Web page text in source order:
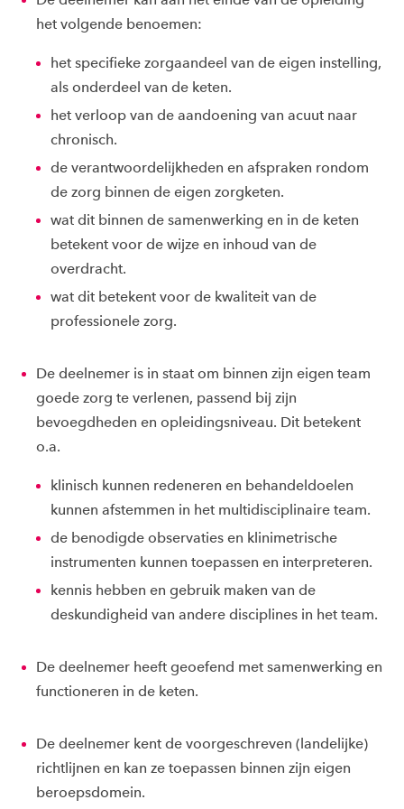
het volgende benoemen:
het specifieke zorgaandeel van de eigen instelling,
als onderdeel van de keten.
het verloop van de aandoening van acuut naar
chronisch.
de verantwoordelijkheden en afspraken rondom
de zorg binnen de eigen zorgketen.
wat dit binnen de samenwerking en in de keten
betekent voor de wijze en inhoud van de
overdracht.
wat dit betekent voor de kwaliteit van de
professionele zorg.
De deelnemer is in staat om binnen zijn eigen team
goede zorg te verlenen, passend bij zijn
bevoegdheden en opleidingsniveau. Dit betekent
o.a.
klinisch kunnen redeneren en behandeldoelen
kunnen afstemmen in het multidisciplinaire team.
de benodigde observaties en klinimetrische
instrumenten kunnen toepassen en interpreteren.
kennis hebben en gebruik maken van de
deskundigheid van andere disciplines in het team.​
De deelnemer heeft geoefend met samenwerking en
functioneren in de keten.
De deelnemer kent de voorgeschreven (landelijke)
richtlijnen en kan ze toepassen binnen zijn eigen
beroepsdomein.